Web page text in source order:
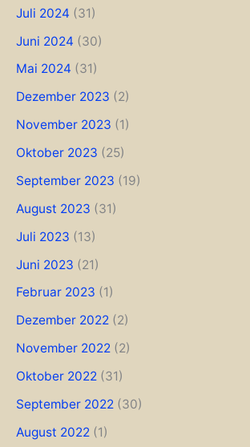
Juli 2024 (31)
Juni 2024 (30)
Mai 2024 (31)
Dezember 2023 (2)
November 2023 (1)
Oktober 2023 (25)
September 2023 (19)
August 2023 (31)
Juli 2023 (13)
Juni 2023 (21)
Februar 2023 (1)
Dezember 2022 (2)
November 2022 (2)
Oktober 2022 (31)
September 2022 (30)
August 2022 (1)